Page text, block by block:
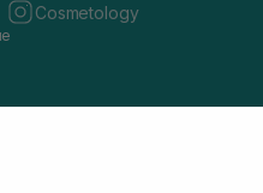
Cosmetology